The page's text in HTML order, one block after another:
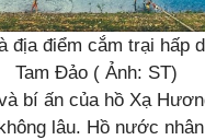
địa điểm cắm trại hấp
Tam Đảo ( Ảnh: ST)
bí ấn của hồ Xạ
lâu. Hồ nước